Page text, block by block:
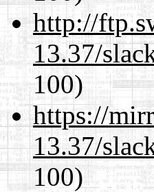
http://
13.37/
100)
https://
13.37/
100)